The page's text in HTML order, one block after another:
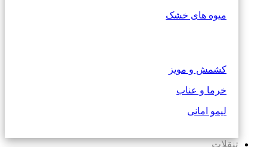
میوه های خشک
کشمش و مویز
خرما و عناب
لیمو امانی
تنقلات